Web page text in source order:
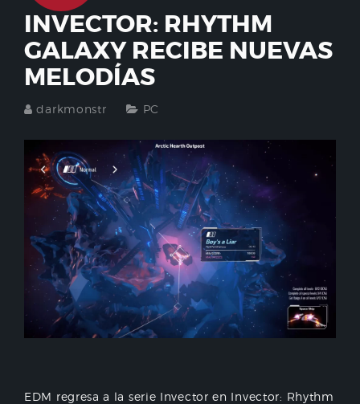
INVECTOR: RHYTHM
GALAXY RECIBE NUEVAS
MELODÍAS
darkmonstr PC
EDM regresa a la serie Invector en Invector: Rhythm